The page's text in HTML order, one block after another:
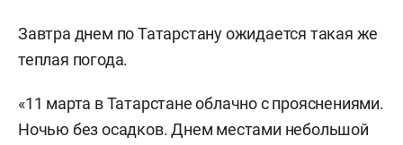
Завтра днем по Татарстану ожидается такая же
теплая погода.
«11 марта в Татарстане облачно с прояснениями.
Ночью без осадков. Днем местами небольшой